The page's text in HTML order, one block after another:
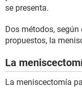
se presenta.
Dos métodos,
propuestos, la
La
La meniscectomía